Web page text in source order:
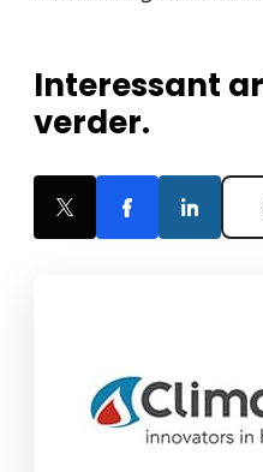
Interessant
verder.